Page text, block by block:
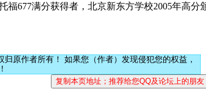
福677满分获得者，北京新东方学校2005年高分
原作者所有！ 如果您（作者）发现侵犯您的权益，